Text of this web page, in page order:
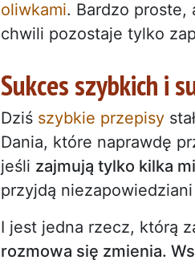
oliwkami. Bardzo proste,
chwili pozostaje tylko
Sukces szybkich i
Dziś szybkie przepisy
Dania, które naprawdę
jeśli zajmują tylko kilka
przyjdą
I jest jedna rzecz, którą
rozmowa się zmienia.